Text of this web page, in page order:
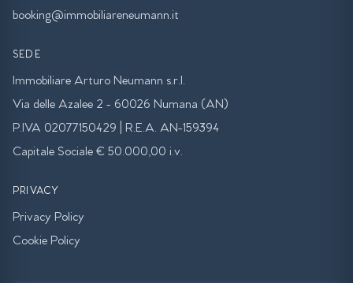
booking@immobiliareneumann.it
SEDE
Immobiliare Arturo Neumann s.r.l.
Via delle Azalee 2 - 60026 Numana (AN)
P.IVA 02077150429 | R.E.A. AN-159394
Capitale Sociale € 50.000,00 i.v.
PRIVACY
Privacy Policy
Cookie Policy